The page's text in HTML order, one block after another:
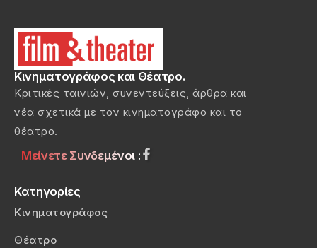
Κινηματογράφος και Θέατρο.
Κριτικές ταινιών, συνεντεύξεις, άρθρα και
νέα σχετικά με τον κινηματογράφο και το
θέατρο.
Μείνετε Συνδεμένοι :
Κατηγορίες
Κινηματογράφος
Θέατρο